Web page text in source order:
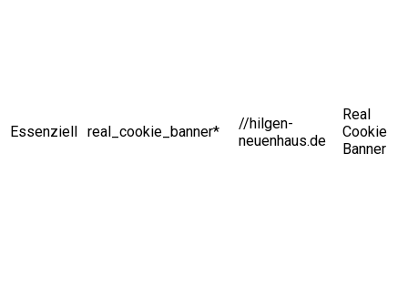
Essenziell real_cookie_banner*
//hilgen-
neuenhaus.de
Real
Cookie
Banner